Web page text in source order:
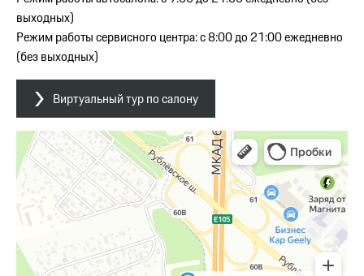
выходных)
Режим работы сервисного центра: с 8:00 до 21:00 ежедневно
(без выходных)
Виртуальный тур по салону